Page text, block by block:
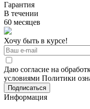
Гарантия
В течении
60 месяцев
Хочу быть в курсе!
Даю согласие на
условиями Политики
Информация